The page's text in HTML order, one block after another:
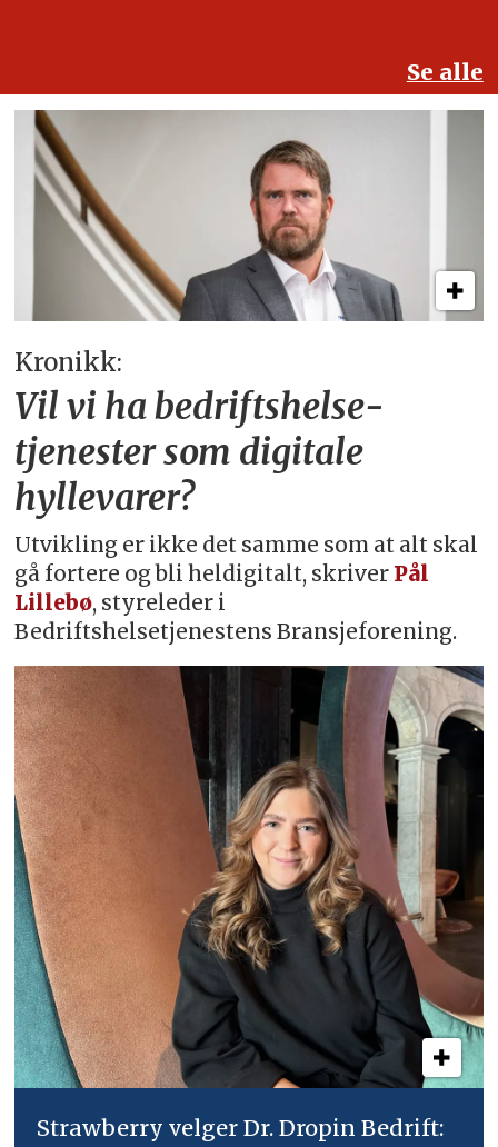
Se alle
Kronikk:
Vil vi ha bedriftshelse­
tjenester som digitale
hyllevarer?
Utvikling er ikke det samme som at alt skal
gå fortere og bli heldigitalt, skriver Pål
Lillebø, styreleder i
Bedriftshelsetjenestens Bransjeforening.
Strawberry velger Dr. Dropin Bedrift: